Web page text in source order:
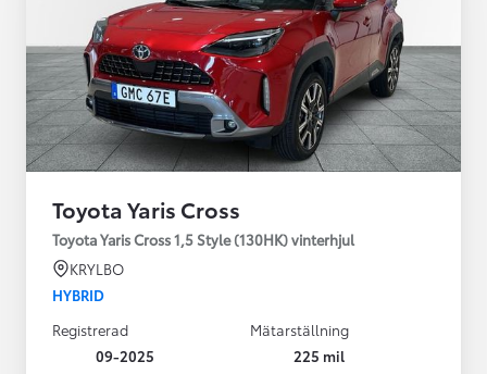
Toyota Yaris Cross
Toyota Yaris Cross 1,5 Style (130HK) vinterhjul
KRYLBO
HYBRID
Registrerad
09-2025
Mätarställning
225 mil